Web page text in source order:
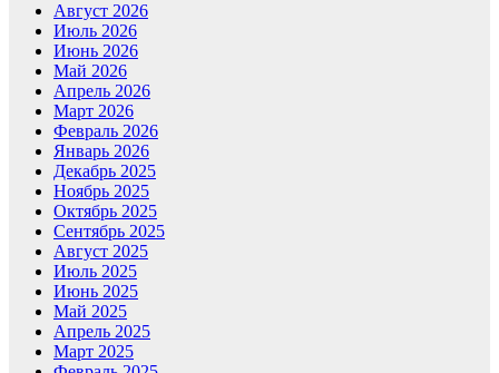
Август 2026
Июль 2026
Июнь 2026
Май 2026
Апрель 2026
Март 2026
Февраль 2026
Январь 2026
Декабрь 2025
Ноябрь 2025
Октябрь 2025
Сентябрь 2025
Август 2025
Июль 2025
Июнь 2025
Май 2025
Апрель 2025
Март 2025